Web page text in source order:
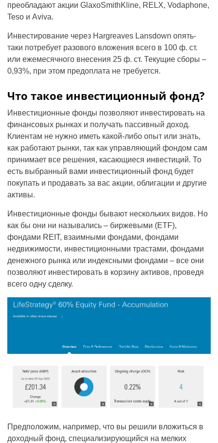
преобладают акции GlaxoSmithKline, RELX, Vodaphone,
Teso и Aviva.
Инвестирование через Hargreaves Lansdown опять-
таки потребует разового вложения всего в 100 ф. ст.
или ежемесячного внесения 25 ф. ст. Текущие сборы –
0,93%, при этом предоплата не требуется.
Что такое инвестиционный фонд?
Инвестиционные фонды позволяют инвестировать на
финансовых рынках и получать пассивный доход.
Клиентам не нужно иметь какой-либо опыт или знать,
как работают рынки, так как управляющий фондом сам
принимает все решения, касающиеся инвестиций. То
есть выбранный вами инвестиционный фонд будет
покупать и продавать за вас акции, облигации и другие
активы.
Инвестиционные фонды бывают нескольких видов. Но
как бы они ни назывались – биржевыми (ETF),
фондами REIT, взаимными фондами, фондами
недвижимости, инвестиционными трастами, фондами
денежного рынка или индексными фондами – все они
позволяют инвестировать в корзину активов, проведя
всего одну сделку.
Предположим, например, что вы решили вложиться в
доходный фонд, специализирующийся на мелких